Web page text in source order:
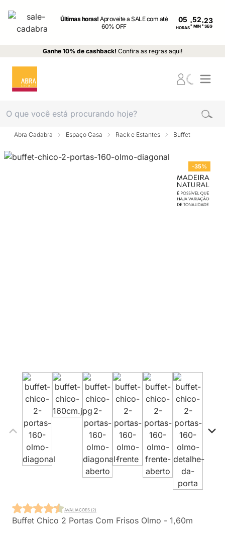
Últimas horas!Aproveite a SALE com até
60% OFF
05
HORAS: MIN : SEG
Ganhe 10% de cashback! Confira as regras aqui!
Abra Cadabra Espaço Casa Rack e Estantes Buffet
-35%
Buffet Chico 2 Portas Com Frisos Olmo - 1,60m
AVALIAÇÕES (2)